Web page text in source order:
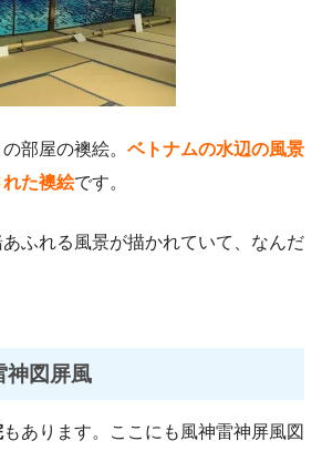
部屋の襖絵。 ベトナムの水辺の風景
た襖絵です。
ふれる風景が描かれていて、なんだ
神図屏風
もあります。ここにも風神雷神屏風図